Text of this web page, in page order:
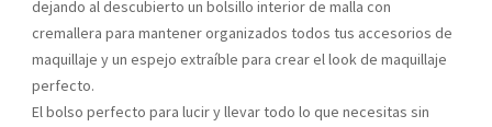
dejando al descubierto un bolsillo interior de malla con
cremallera para mantener organizados todos tus accesorios de
maquillaje y un espejo extraíble para crear el look de maquillaje
perfecto.
El bolso perfecto para lucir y llevar todo lo que necesitas sin